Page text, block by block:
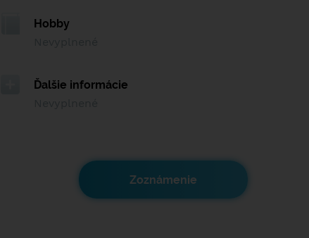
Hobby
Ďalšie informácie
Zoznámenie